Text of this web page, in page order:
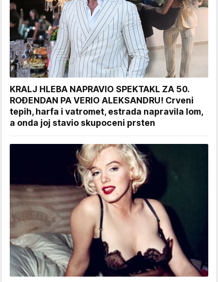
KRALJ HLEBA NAPRAVIO SPEKTAKL ZA 50.
ROĐENDAN PA VERIO ALEKSANDRU! Crveni
tepih, harfa i vatromet, estrada napravila lom,
a onda joj stavio skupoceni prsten